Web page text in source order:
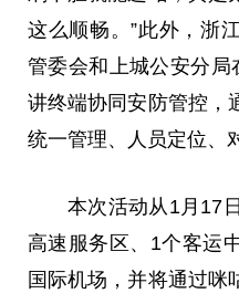
这么顺畅。”此外，浙
管委会和上城公安分
讲终端协同安防管控，
统一管理、人员定位、
本次活动从1月17
高速服务区、1个客运
国际机场，并将通过咪